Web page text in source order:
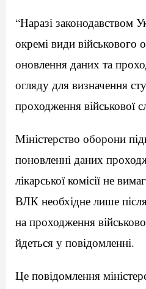
“Наразі законодавством
окремі види військового
оновлення даних та
огляду для визначення
проходження військової
Міністерство оборони
поновленні даних
лікарської комісії не
ВЛК необхідне лише
на проходження
йдеться у повідомленні.
Це повідомлення